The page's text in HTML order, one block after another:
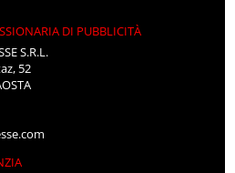
DI PUBBLICITÀ
S.R.L.
52